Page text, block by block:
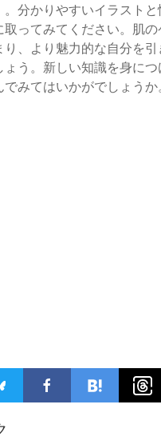
。分かりやすいイラスト
取ってみてください。肌
り、より魅力的な自分を
ょう。新しい知識を身に
みてはいかがでしょうか